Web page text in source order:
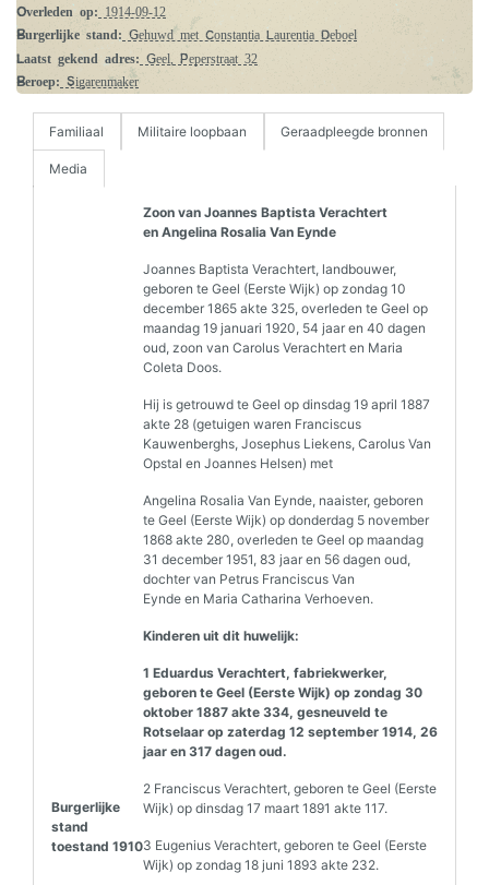
Overleden op: 1914-09-12
Burgerlijke stand: Gehuwd met Constantia Laurentia Deboel
Laatst gekend adres: Geel, Peperstraat 32
Beroep: Sigarenmaker
Familiaal Militaire loopbaan Geraadpleegde bronnen
Media
Burgerlijke
stand
toestand 1910
Zoon van Joannes Baptista Verachtert
en Angelina Rosalia Van Eynde
Joannes Baptista Verachtert, landbouwer,
geboren te Geel (Eerste Wijk) op zondag 10
december 1865 akte 325, overleden te Geel op
maandag 19 januari 1920, 54 jaar en 40 dagen
oud, zoon van Carolus Verachtert en Maria
Coleta Doos.
Hij is getrouwd te Geel op dinsdag 19 april 1887
akte 28 (getuigen waren Franciscus
Kauwenberghs, Josephus Liekens, Carolus Van
Opstal en Joannes Helsen) met
Angelina Rosalia Van Eynde, naaister, geboren
te Geel (Eerste Wijk) op donderdag 5 november
1868 akte 280, overleden te Geel op maandag
31 december 1951, 83 jaar en 56 dagen oud,
dochter van Petrus Franciscus Van
Eynde en Maria Catharina Verhoeven.
Kinderen uit dit huwelijk:
1 Eduardus Verachtert, fabriekwerker,
geboren te Geel (Eerste Wijk) op zondag 30
oktober 1887 akte 334, gesneuveld te
Rotselaar op zaterdag 12 september 1914, 26
jaar en 317 dagen oud.
2 Franciscus Verachtert, geboren te Geel (Eerste
Wijk) op dinsdag 17 maart 1891 akte 117.
3 Eugenius Verachtert, geboren te Geel (Eerste
Wijk) op zondag 18 juni 1893 akte 232.